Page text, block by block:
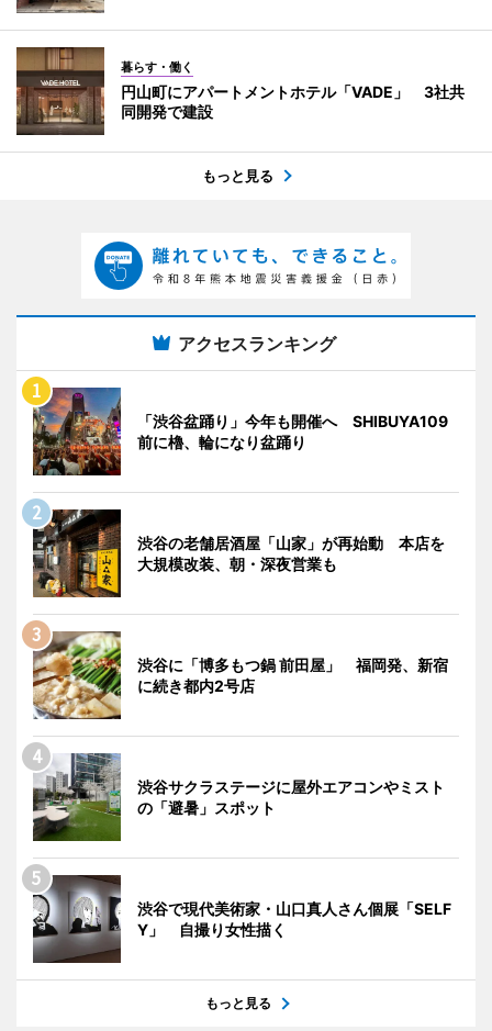
暮らす・働く
円山町にアパートメントホテル「VADE」 3社共
同開発で建設
もっと見る
アクセスランキング
「渋谷盆踊り」今年も開催へ SHIBUYA109
前に櫓、輪になり盆踊り
渋谷の老舗居酒屋「山家」が再始動 本店を
大規模改装、朝・深夜営業も
渋谷に「博多もつ鍋 前田屋」 福岡発、新宿
に続き都内2号店
渋谷サクラステージに屋外エアコンやミスト
の「避暑」スポット
渋谷で現代美術家・山口真人さん個展「SELF
Y」 自撮り女性描く
もっと見る